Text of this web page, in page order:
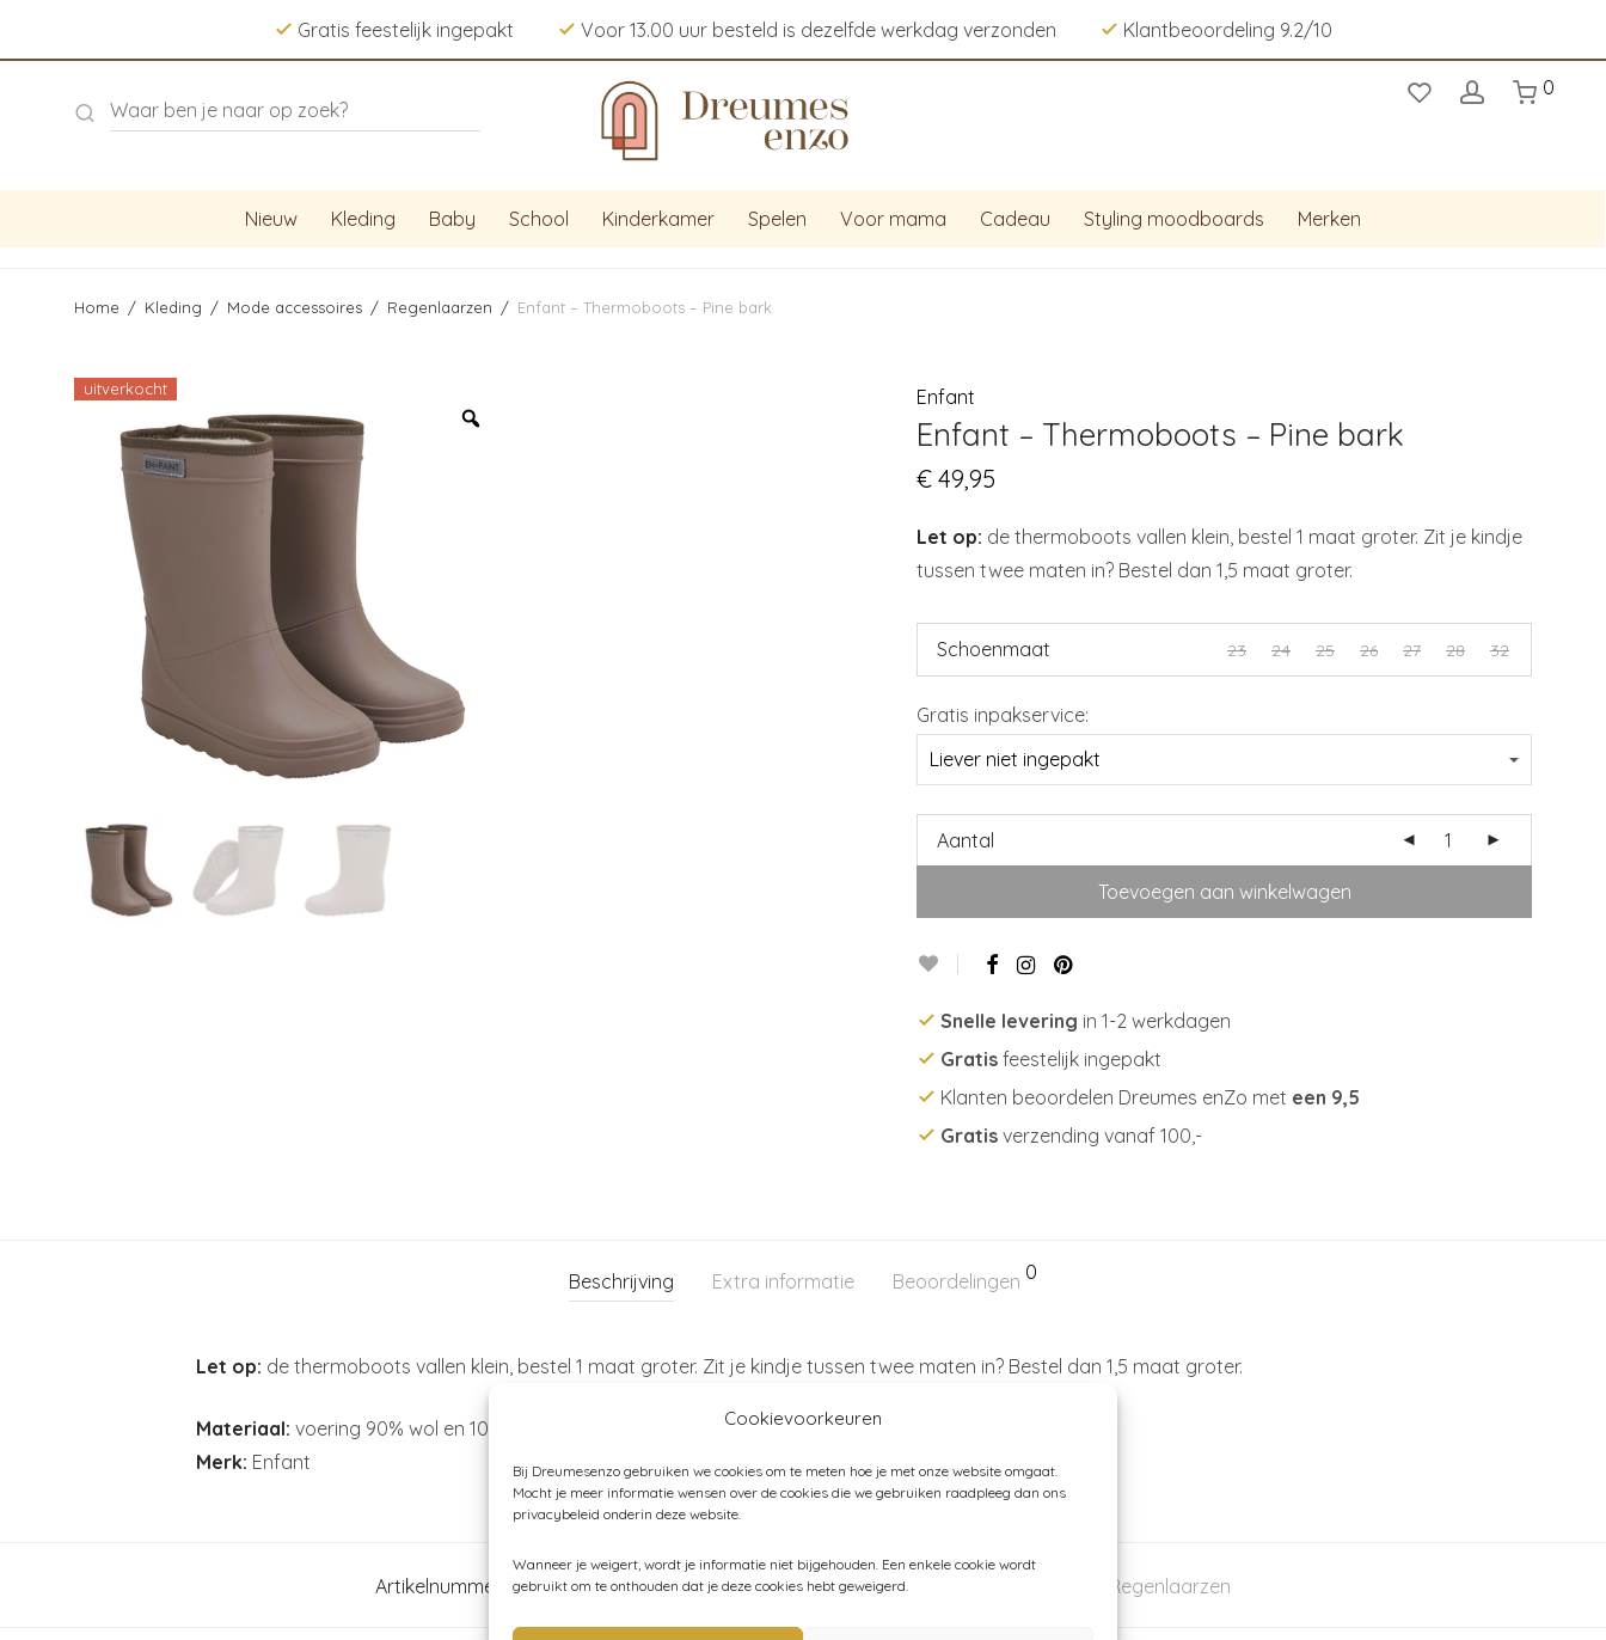
Cookievoorkeuren
Bij Dreumesenzo gebruiken we cookies om te meten hoe je met onze website omgaat.
Mocht je meer informatie wensen over de cookies die we gebruiken raadpleeg dan ons
privacybeleid onderin deze website.
Wanneer je weigert, wordt je informatie niet bijgehouden. Een enkele cookie wordt
gebruikt om te onthouden dat je deze cookies hebt geweigerd.
Gratis feestelijk ingepakt Voor 13.00 uur besteld is dezelfde werkdag verzonden Klantbeoordeling 9.2/10
0
Nieuw Kleding Baby School Kinderkamer Spelen Voor mama Cadeau Styling moodboards Merken
Home / Kleding / Mode accessoires / Regenlaarzen / Enfant – Thermoboots – Pine bark
uitverkocht Enfant
Enfant – Thermoboots – Pine bark
€ 49,95
Let op: de thermoboots vallen klein, bestel 1 maat groter. Zit je kindje
tussen twee maten in? Bestel dan 1,5 maat groter.
Schoenmaat 23 24 25 26 27 28 32
Gratis inpakservice:
Aantal
Toevoegen aan winkelwagen
Snelle levering in 1-2 werkdagen
Gratis feestelijk ingepakt
Klanten beoordelen Dreumes enZo met een 9,5
Gratis verzending vanaf 100,-
Beschrijving Extra informatie Beoordelingen 0
Let op: de thermoboots vallen klein, bestel 1 maat groter. Zit je kindje tussen twee maten in? Bestel dan 1,5 maat groter.
Materiaal: voering 90% wol en 10% polyester – buitenkant: megol (100% TPE, PVC-vrij)
Merk: Enfant
Artikelnummer: N/B Categorieën:Enfant,Kind (86-116),Kleding Regenlaarzen